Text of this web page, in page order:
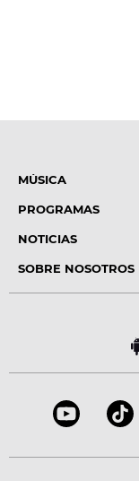
MÚSICA
PROGRAMAS
NOTICIAS
SOBRE NOSOTROS